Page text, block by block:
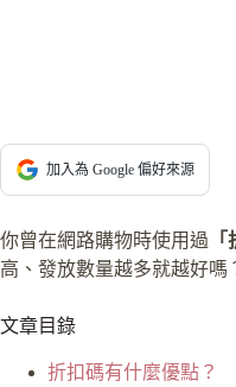
加入為 Google 偏好來源
你曾在網路購物時使用過
高、發放數量越多就越好
文章目錄
折扣碼有什麼優點？